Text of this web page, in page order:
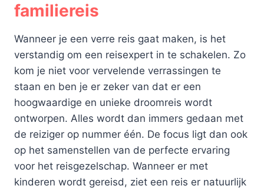
familiereis
Wanneer je een verre reis gaat maken, is het
verstandig om een reisexpert in te schakelen. Zo
kom je niet voor vervelende verrassingen te
staan en ben je er zeker van dat er een
hoogwaardige en unieke droomreis wordt
ontworpen. Alles wordt dan immers gedaan met
de reiziger op nummer één. De focus ligt dan ook
op het samenstellen van de perfecte ervaring
voor het reisgezelschap. Wanneer er met
kinderen wordt gereisd, ziet een reis er natuurlijk